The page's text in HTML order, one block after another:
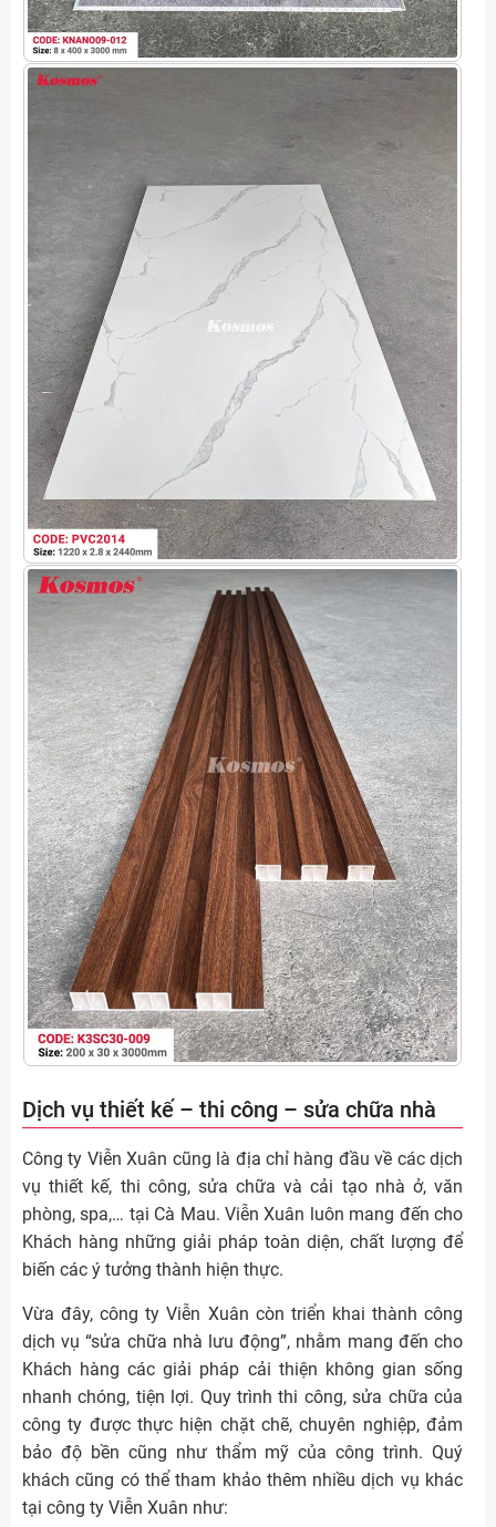
Dịch vụ thiết kế – thi công – sửa chữa nhà
Công ty Viễn Xuân cũng là địa chỉ hàng đầu về các dịch
vụ thiết kế, thi công, sửa chữa và cải tạo nhà ở, văn
phòng, spa,… tại Cà Mau. Viễn Xuân luôn mang đến cho
Khách hàng những giải pháp toàn diện, chất lượng để
biến các ý tưởng thành hiện thực.
Vừa đây, công ty Viễn Xuân còn triển khai thành công
dịch vụ “sửa chữa nhà lưu động”, nhằm mang đến cho
Khách hàng các giải pháp cải thiện không gian sống
nhanh chóng, tiện lợi. Quy trình thi công, sửa chữa của
công ty được thực hiện chặt chẽ, chuyên nghiệp, đảm
bảo độ bền cũng như thẩm mỹ của công trình. Quý
khách cũng có thể tham khảo thêm nhiều dịch vụ khác
tại công ty Viễn Xuân như: